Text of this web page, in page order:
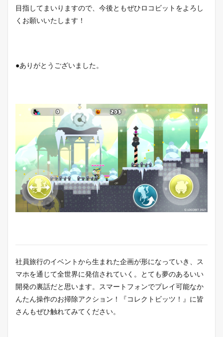
目指してまいりますので、今後ともぜひロコビットをよろし
くお願いいたします！
●ありがとうございました。
社員旅行のイベントから生まれた企画が形になっていき、ス
マホを通じて全世界に発信されていく。とても夢のあるいい
開発の裏話だと思います。スマートフォンでプレイ可能なか
んたん操作のお掃除アクション！『コレクトビッツ！』に皆
さんもぜひ触れてみてください。